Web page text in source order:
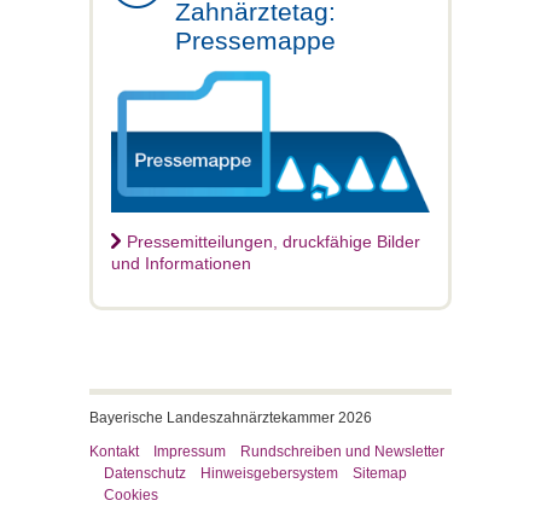
Zahnärztetag:
Pressemappe
Pressemitteilungen, druckfähige Bilder
und Informationen
Bayerische Landeszahnärztekammer 2026
Kontakt
Impressum
Rundschreiben und Newsletter
Datenschutz
Hinweisgebersystem
Sitemap
Cookies